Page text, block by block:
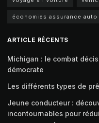
économies assurance auto
ARTICLE RÉCENTS
Michigan : le combat
démocrate
Les différents types de
Jeune conducteur :
incontournables pour